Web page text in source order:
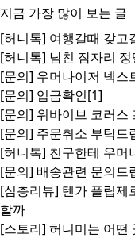
지금 가장 많이 보는 글
[허니톡] 여행갈때 갖고
[허니톡] 남친 잠자리 정
[문의] 우머나이저 넥스
[문의] 입금확인[1]
[문의] 위바이브 코러스
[문의] 주문취소 부탁드
[허니톡] 친구한테 우머
[문의] 배송관련 문의드
[심층리뷰] 텐가 플립제
할까
[스토리] 허니미는 어떤